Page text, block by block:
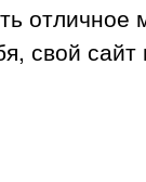
отличное
свой